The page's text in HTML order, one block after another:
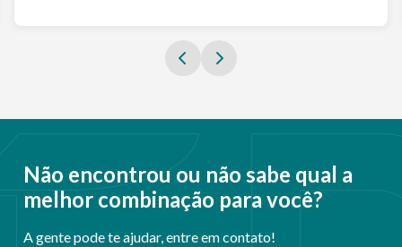
Não encontrou ou não sabe qual a
melhor combinação para você?
A gente pode te ajudar, entre em contato!